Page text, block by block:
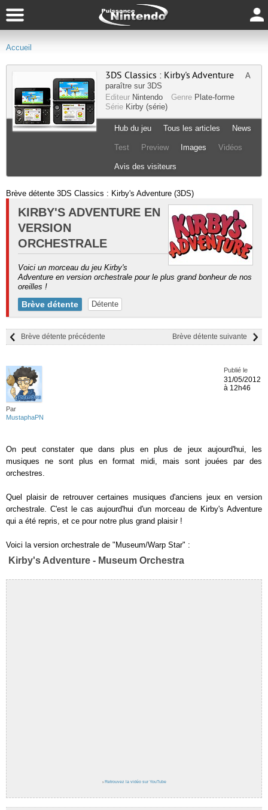
Accueil
3DS Classics : Kirby's Adventure
A
paraître sur 3DS
Editeur Nintendo Genre Plate-forme
Série Kirby (série)
Hub du jeu Tous les articles News
Test Preview Images Vidéos
Avis des visiteurs
Brève détente 3DS Classics : Kirby's Adventure (3DS)
KIRBY'S ADVENTURE EN
VERSION
ORCHESTRALE
Voici un morceau du jeu Kirby's
Adventure en version orchestrale pour le plus grand bonheur de nos
oreilles !
Brève détente Détente
Brève détente suivante
Brève détente précédente
Par
MustaphaPN
Publié le
31/05/2012
à 12h46
On peut constater que dans plus en plus de jeux aujourd'hui, les
musiques ne sont plus en format midi, mais sont jouées par des
orchestres.
Quel plaisir de retrouver certaines musiques d'anciens jeux en version
orchestrale. C'est le cas aujourd'hui d'un morceau de Kirby's Adventure
qui a été repris, et ce pour notre plus grand plaisir !
Voici la version orchestrale de "Museum/Warp Star" :
Kirby's Adventure - Museum Orchestra
› Retrouvez la vidéo sur YouTube